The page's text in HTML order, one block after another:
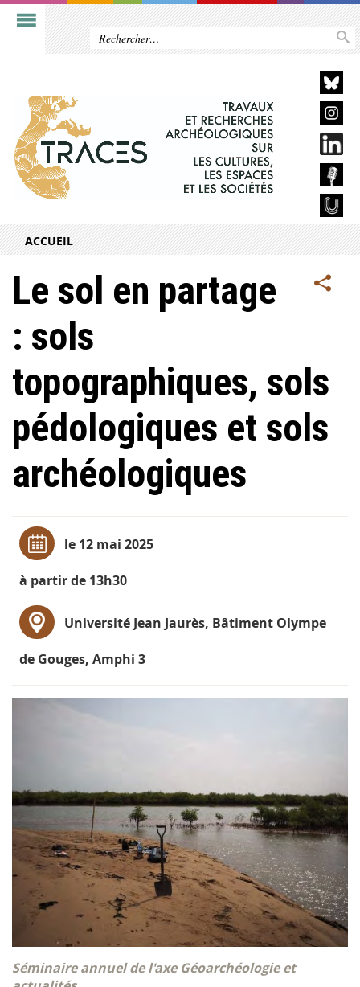
ACCUEIL
Le sol en partage
: sols
topographiques, sols
pédologiques et sols
archéologiques
le 12 mai 2025
à partir de 13h30
Université Jean Jaurès, Bâtiment Olympe
de Gouges, Amphi 3
Séminaire annuel de l'axe Géoarchéologie et